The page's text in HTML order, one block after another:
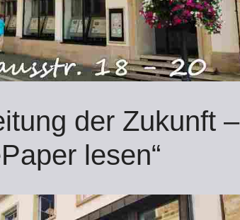
der Zukunft –
lesen“